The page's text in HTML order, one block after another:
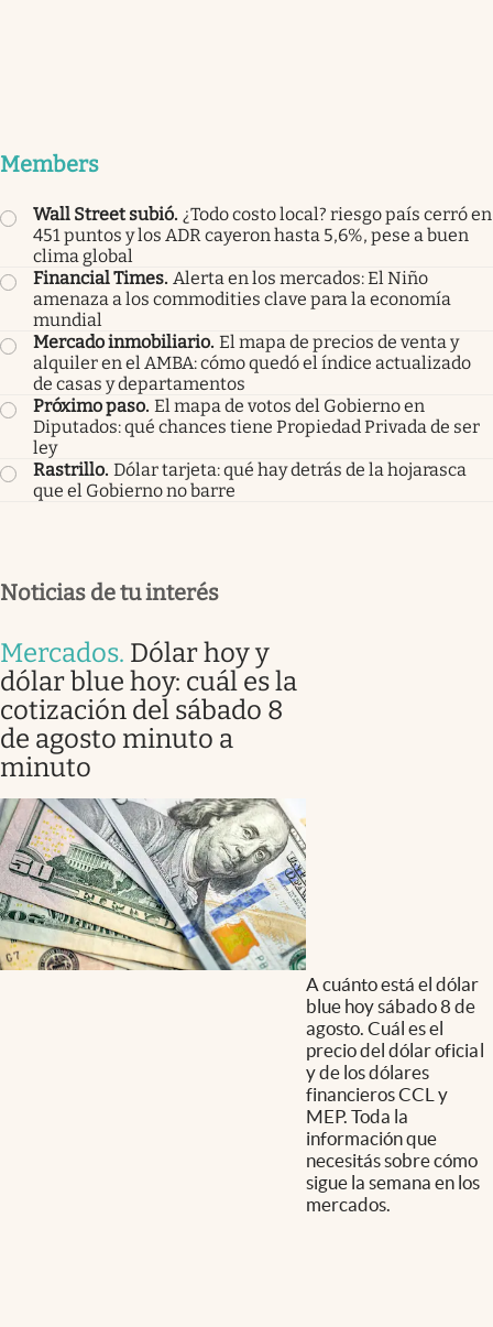
Members
Wall Street subió. ¿Todo costo local? riesgo país cerró en
451 puntos y los ADR cayeron hasta 5,6%, pese a buen
clima global
Financial Times. Alerta en los mercados: El Niño
amenaza a los commodities clave para la economía
mundial
Mercado inmobiliario. El mapa de precios de venta y
alquiler en el AMBA: cómo quedó el índice actualizado
de casas y departamentos
Próximo paso. El mapa de votos del Gobierno en
Diputados: qué chances tiene Propiedad Privada de ser
ley
Rastrillo. Dólar tarjeta: qué hay detrás de la hojarasca
que el Gobierno no barre
Noticias de tu interés
Mercados. Dólar hoy y
dólar blue hoy: cuál es la
cotización del sábado 8
de agosto minuto a
minuto
A cuánto está el dólar
blue hoy sábado 8 de
agosto. Cuál es el
precio del dólar oficial
y de los dólares
financieros CCL y
MEP. Toda la
información que
necesitás sobre cómo
sigue la semana en los
mercados.